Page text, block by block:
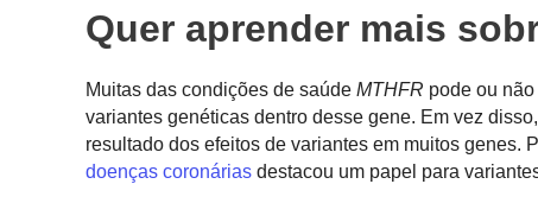
Quer aprender mais
Muitas das condições de saúde MTHFR pode ou
variantes genéticas dentro desse gene. Em vez
resultado dos efeitos de variantes em muitos genes.
doenças coronárias destacou um papel para